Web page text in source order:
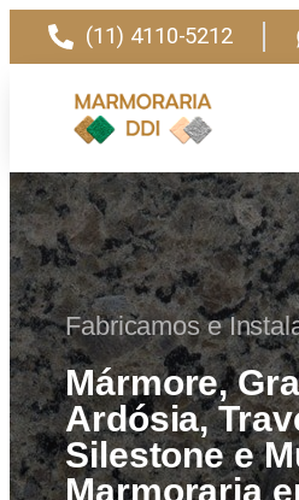
(11) 4110-5212
Fabricamos e
Mármore,
Ardósia,
Silestone e
Marmoraria